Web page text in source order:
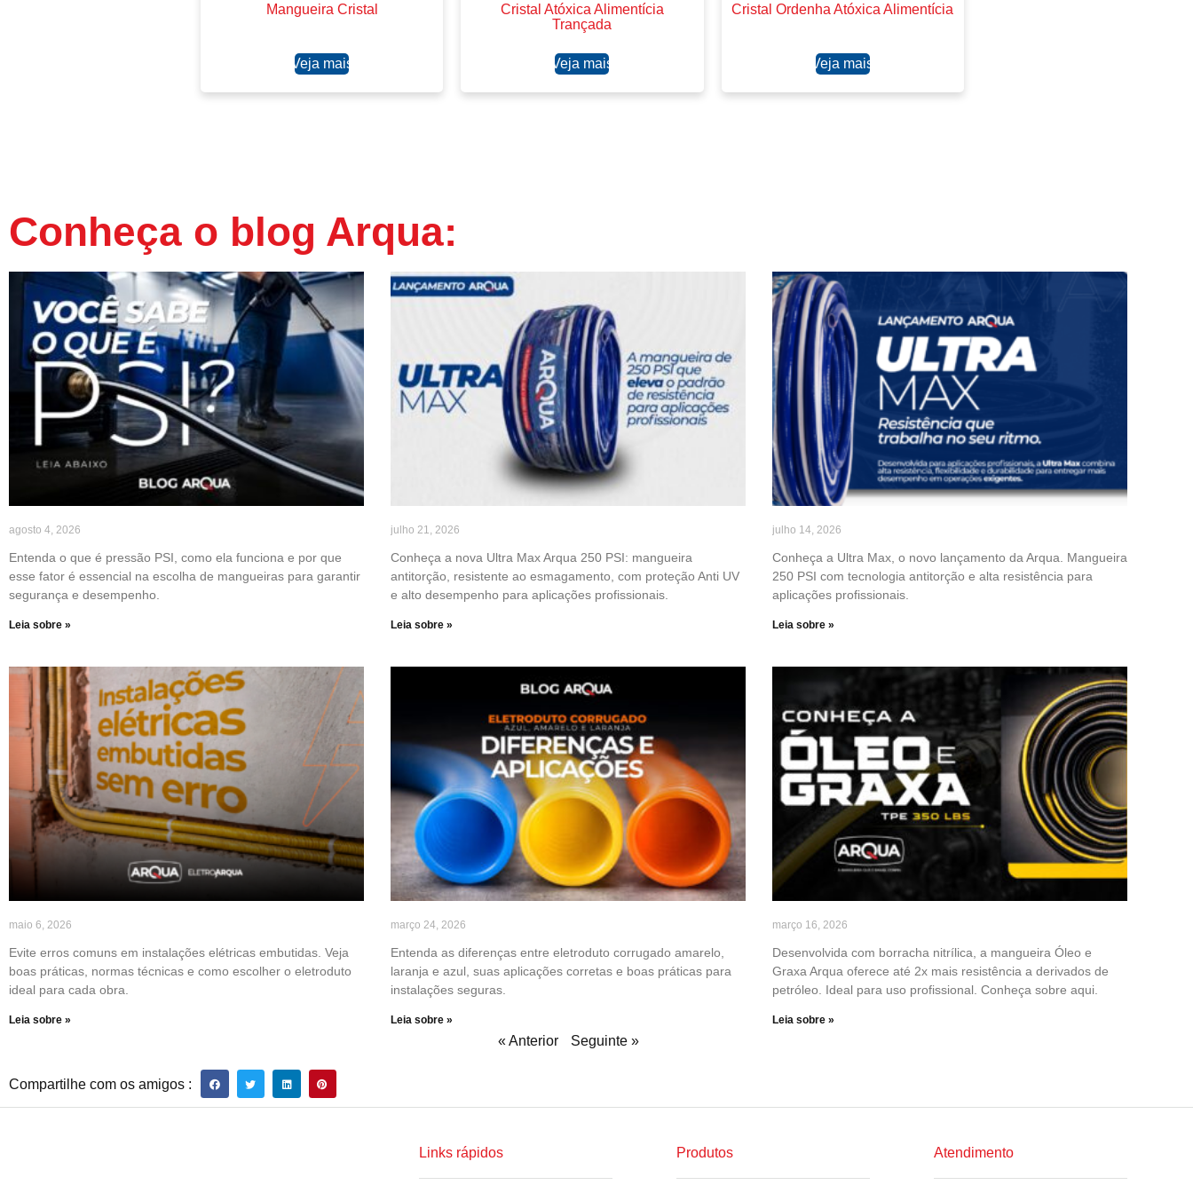
Mangueira Cristal
Ler mais
Cristal Atóxica Alimentícia
Trançada
Ler mais
Cristal Ordenha Atóxica Alimentícia
Ler mais
Conheça o blog Arqua:
agosto 4, 2026
Entenda o que é pressão PSI, como ela funciona e por que
esse fator é essencial na escolha de mangueiras para garantir
segurança e desempenho.
Leia sobre »
julho 21, 2026
Conheça a nova Ultra Max Arqua 250 PSI: mangueira
antitorção, resistente ao esmagamento, com proteção Anti UV
e alto desempenho para aplicações profissionais.
Leia sobre »
julho 14, 2026
Conheça a Ultra Max, o novo lançamento da Arqua. Mangueira
250 PSI com tecnologia antitorção e alta resistência para
aplicações profissionais.
Leia sobre »
maio 6, 2026
Evite erros comuns em instalações elétricas embutidas. Veja
boas práticas, normas técnicas e como escolher o eletroduto
ideal para cada obra.
Leia sobre »
março 24, 2026
Entenda as diferenças entre eletroduto corrugado amarelo,
laranja e azul, suas aplicações corretas e boas práticas para
instalações seguras.
Leia sobre »
março 16, 2026
Desenvolvida com borracha nitrílica, a mangueira Óleo e
Graxa Arqua oferece até 2x mais resistência a derivados de
petróleo. Ideal para uso profissional. Conheça sobre aqui.
Leia sobre »
« Anterior Seguinte »
Compartilhe com os amigos :
Links rápidos Produtos Atendimento